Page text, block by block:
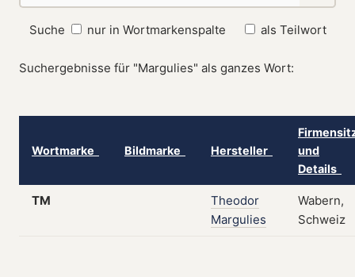
Suche nur in Wortmarkenspalte als Teilwort
Suchergebnisse für "Margulies" als ganzes Wort:
Wortmarke Bildmarke Hersteller
und
Details
TM
Theodor
Margulies
Wabern,
Schweiz